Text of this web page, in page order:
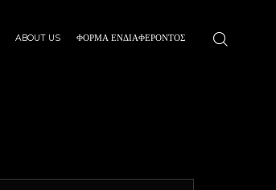
ABOUT US ΦΌΡΜΑ ΕΝΔΙΑΦΈΡΟΝΤΟΣ